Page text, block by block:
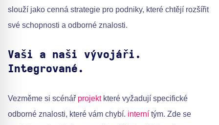
slouží jako cenná strategie pro podniky, které chtějí rozšířit
své schopnosti a odborné znalosti.
Vaši a naši vývojáři.
Integrované.
Vezměme si scénář projektkteré vyžadují specifické
odborné znalosti, které vám chybí. interní tým. Zde se